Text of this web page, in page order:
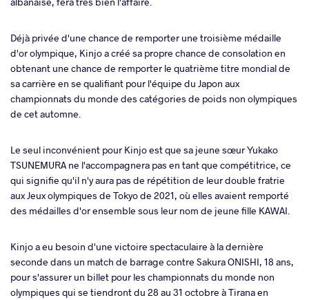
Déjà privée d'une chance de remporter une troisième médaille
d'or olympique, Kinjo a créé sa propre chance de consolation en
obtenant une chance de remporter le quatrième titre mondial de
sa carrière en se qualifiant pour l'équipe du Japon aux
championnats du monde des catégories de poids non olympiques
de cet automne.
Le seul inconvénient pour Kinjo est que sa jeune sœur Yukako
TSUNEMURA ne l'accompagnera pas en tant que compétitrice, ce
qui signifie qu'il n'y aura pas de répétition de leur double fratrie
aux Jeux olympiques de Tokyo de 2021, où elles avaient remporté
des médailles d'or ensemble sous leur nom de jeune fille KAWAI.
Kinjo a eu besoin d'une victoire spectaculaire à la dernière
seconde dans un match de barrage contre Sakura ONISHI, 18 ans,
pour s'assurer un billet pour les championnats du monde non
olympiques qui se tiendront du 28 au 31 octobre à Tirana en